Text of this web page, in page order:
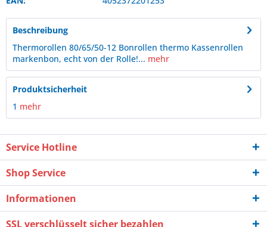
Beschreibung
Thermorollen 80/65/50-12 Bonrollen thermo Kassenrollen
markenbon, echt von der Rolle!... mehr
Produktsicherheit
1 mehr
Service Hotline
Shop Service
Informationen
SSL verschlüsselt sicher bezahlen